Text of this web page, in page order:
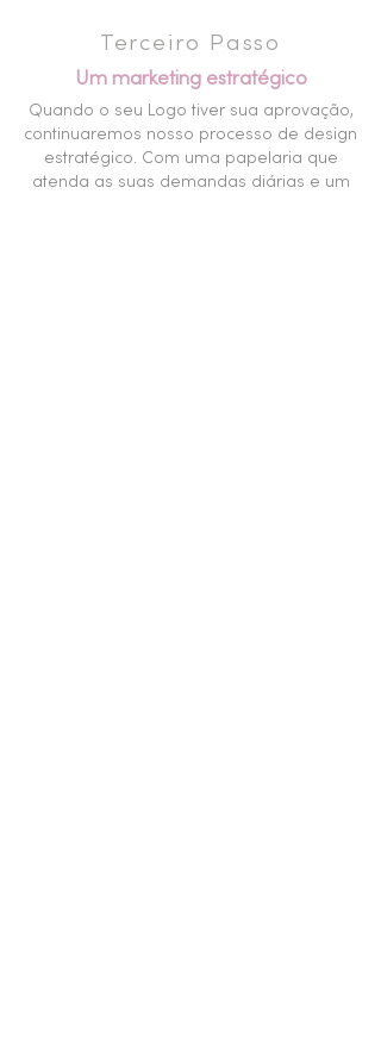
Terceiro Passo
Um marketing estratégico
Quando o seu Logo tiver sua aprovação,
continuaremos nosso processo de design
estratégico. Com uma papelaria que
atenda as suas demandas diárias e um